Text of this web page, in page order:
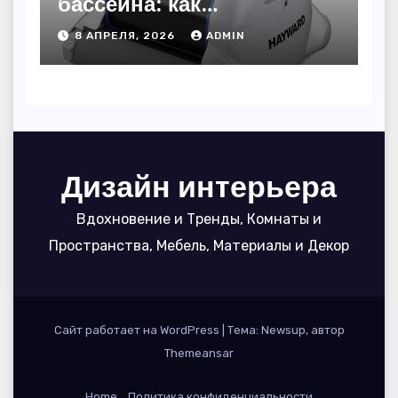
пользоваться, чтобы
вода блестела, а
устройство служило 7
8 АПРЕЛЯ, 2026 ADMIN
Дизайн интерьера
Вдохновение и Тренды, Комнаты и
Пространства, Мебель, Материалы и Декор
Сайт работает на WordPress
Тема: Newsup, автор
Themeansar